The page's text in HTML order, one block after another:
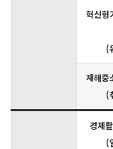
혁신형
(
재해중
(
경제
(